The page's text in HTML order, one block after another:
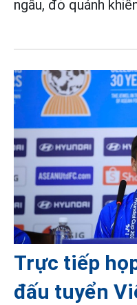
ngầu, đỏ quánh
Trực tiếp
đấu tuyển